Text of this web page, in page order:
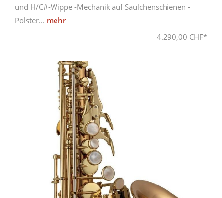
und H/C#-Wippe -Mechanik auf Säulchenschienen -
Polster... mehr
4.290,00 CHF*